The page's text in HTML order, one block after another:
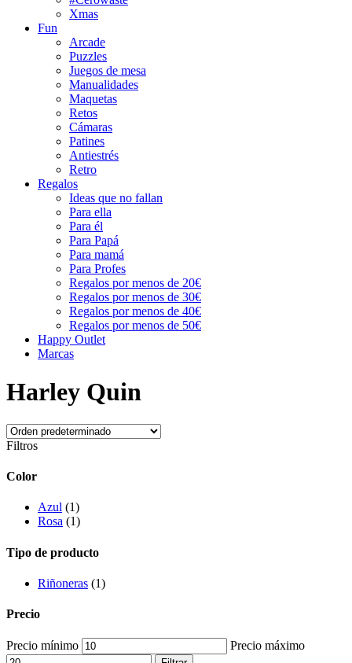
Xmas
Fun
Arcade
Puzzles
Juegos de mesa
Manualidades
Maquetas
Retos
Cámaras
Patines
Antiestrés
Retro
Regalos
Ideas que no fallan
Para ella
Para él
Para Papá
Para mamá
Para Profes
Regalos por menos de 20€
Regalos por menos de 30€
Regalos por menos de 40€
Regalos por menos de 50€
Happy Outlet
Marcas
Harley Quin
Filtros
Color
Azul (1)
Rosa (1)
Tipo de producto
Riñoneras (1)
Precio
Precio mínimo Precio máximo